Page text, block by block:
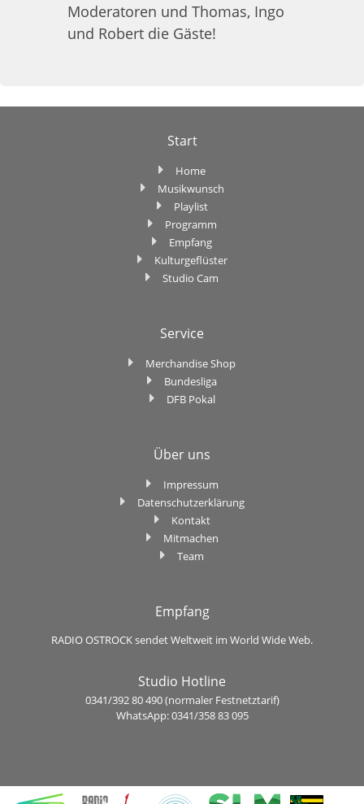
Moderatoren und Thomas, Ingo
und Robert die Gäste!
Start
Home
Musikwunsch
Playlist
Programm
Empfang
Kulturgeflüster
Studio Cam
Service
Merchandise Shop
Bundesliga
DFB Pokal
Über uns
Impressum
Datenschutzerklärung
Kontakt
Mitmachen
Team
Empfang
RADIO OSTROCK sendet Weltweit im World Wide Web.
Studio Hotline
0341/392 80 490 (normaler Festnetztarif)
WhatsApp: 0341/358 83 095